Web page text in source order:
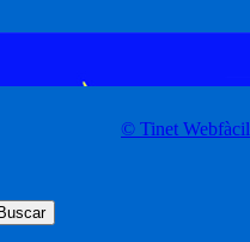
© Tinet Webfàcil